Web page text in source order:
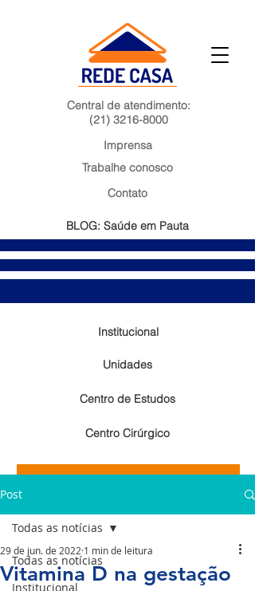
Central de atendimento:
(21) 3216-8000
Unidades
Centro Cirúrgico
Centro de Estudos
Institucional
Imprensa
Trabalhe conosco
Contato
BLOG: Saúde em Pauta
Resultados de exames laboratoriais
Post
Todas as notícias
Institucional
Todas as notícias
Vitamina D na gestação
29 de jun. de 2022 1 min de leitura